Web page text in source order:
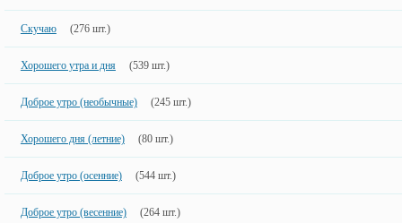
Скучаю (276 шт.)
Хорошего утра и дня (539 шт.)
Доброе утро (необычные) (245 шт.)
Хорошего дня (летние) (80 шт.)
Доброе утро (осенние) (544 шт.)
Доброе утро (весенние) (264 шт.)